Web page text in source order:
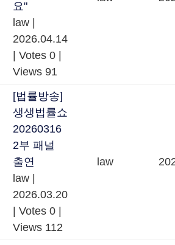
요"
law
2026.04.14
Votes 0
Views 91
[법률방송]
생생법률쇼
20260316
2부 패널
출연
law
2026.03.20
Votes 0
Views 112
law